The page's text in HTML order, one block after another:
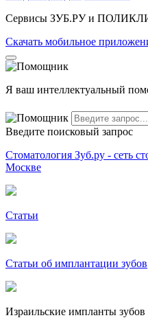
Сервисы ЗУБ.РУ и
Скачать мобильное
Я ваш интеллектуальный
Введите поисковый запрос
Стоматология Зуб.ру - сеть
Москве
Статьи
Статьи об имплантации зубов
Израильские импланты зубов